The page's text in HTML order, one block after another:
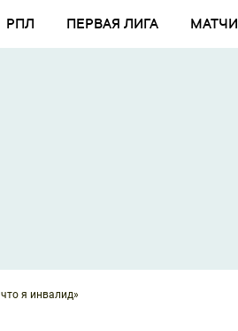
РПЛ ПЕРВАЯ ЛИГА МАТЧИ
я инвалид»